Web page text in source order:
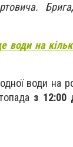
води на
води на
з 12:00